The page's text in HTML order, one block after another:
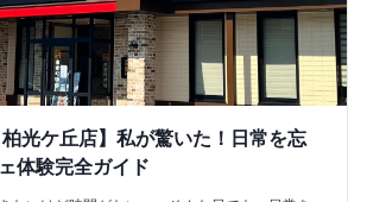
柏光ケ丘店】私が驚いた！日常を忘
体験完全ガイド